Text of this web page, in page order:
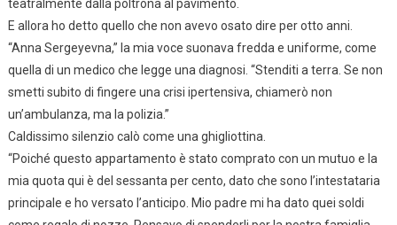
teatralmente dalla poltrona al pavimento.
E allora ho detto quello che non avevo osato dire per otto anni.
“Anna Sergeyevna,” la mia voce suonava fredda e uniforme, come
quella di un medico che legge una diagnosi. “Stenditi a terra. Se non
smetti subito di fingere una crisi ipertensiva, chiamerò non
un’ambulanza, ma la polizia.”
Caldissimo silenzio calò come una ghigliottina.
“Poiché questo appartamento è stato comprato con un mutuo e la
mia quota qui è del sessanta per cento, dato che sono l’intestataria
principale e ho versato l’anticipo. Mio padre mi ha dato quei soldi